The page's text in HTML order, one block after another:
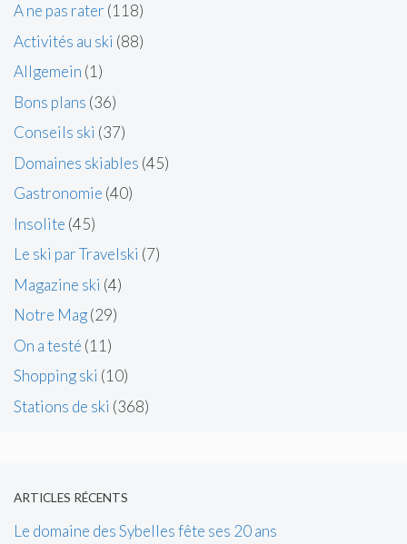
A ne pas rater (118)
Activités au ski (88)
Allgemein (1)
Bons plans (36)
Conseils ski (37)
Domaines skiables (45)
Gastronomie (40)
Insolite (45)
Le ski par Travelski (7)
Magazine ski (4)
Notre Mag(29)
On a testé (11)
Shopping ski (10)
Stations de ski (368)
ARTICLES RÉCENTS
Le domaine des Sybelles fête ses 20 ans